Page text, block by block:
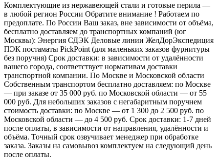
Комплектующие из нержавеющей стали и готовые перила —
в любой регион России Обратите внимание ! Работаем по
предоплате. По России Ваш заказ, вне зависимости от объёма,
бесплатно доставляем до транспортных компаний (юг
Москвы): Энергия СДЭК Деловые линии ЖелДорЭкспедиция
ПЭК постаматы PickPoint (для маленьких заказов фурнитуры
без поручня) Срок доставки: в зависимости от удалённости
вашего города, соответствует нормативам доставки
транспортной компании. По Москве и Московской области
Собственным транспортом бесплатно доставляем: по Москве
— при заказе от 35 000 руб. по Московской области — от 55
000 руб. Для небольших заказов с негабаритным поручнем
стоимость доставки: по Москве — от 1 300 до 2 500 руб. по
Московской области — до 4 500 руб. Срок доставки: 1-7 дней
после оплаты, в зависимости от направления, удалённости и
объёма. Точный срок озвучивает менеджер при обработке
заказа. Заказы на самовывоз комплектуем на следующий день
после оплаты.